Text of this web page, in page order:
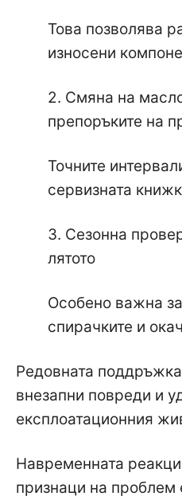
Това позволява
износени
2. Смяна на
препоръките на
Точните
сервизната
3. Сезонна
лятото
Особено важна
спирачките и
Редовната
внезапни повреди и
експлоатационния
Навременната
признаци на проблем